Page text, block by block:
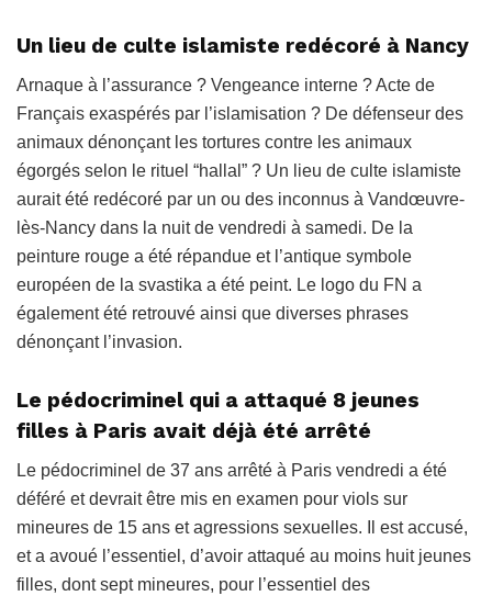
Un lieu de culte islamiste redécoré à Nancy
Arnaque à l’assurance ? Vengeance interne ? Acte de
Français exaspérés par l’islamisation ? De défenseur des
animaux dénonçant les tortures contre les animaux
égorgés selon le rituel “hallal” ? Un lieu de culte islamiste
aurait été redécoré par un ou des inconnus à Vandœuvre-
lès-Nancy dans la nuit de vendredi à samedi. De la
peinture rouge a été répandue et l’antique symbole
européen de la svastika a été peint. Le logo du FN a
également été retrouvé ainsi que diverses phrases
dénonçant l’invasion.
Le pédocriminel qui a attaqué 8 jeunes
filles à Paris avait déjà été arrêté
Le pédocriminel de 37 ans arrêté à Paris vendredi a été
déféré et devrait être mis en examen pour viols sur
mineures de 15 ans et agressions sexuelles. Il est accusé,
et a avoué l’essentiel, d’avoir attaqué au moins huit jeunes
filles, dont sept mineures, pour l’essentiel des